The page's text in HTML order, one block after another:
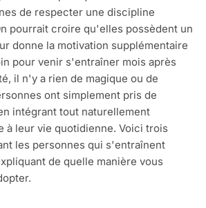
de respecter une discipline
pourrait croire qu'elles possèdent un
donne la motivation supplémentaire
pour venir s'entraîner mois après
il n'y a rien de magique ou de
ont simplement pris de
intégrant tout naturellement
à leur vie quotidienne. Voici trois
les personnes qui s'entraînent
de quelle manière vous